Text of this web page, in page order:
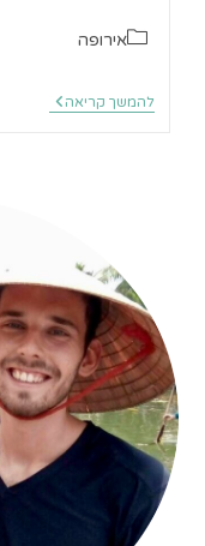
קטגוריה:
אירופה
להמשך קריאה אוסטריה